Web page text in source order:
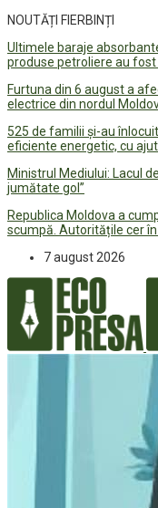
NOUTĂȚI FIERBINȚI
Ultimele baraje
produse petroliere au
Furtuna din 6 august a
electrice din nordul
525 de familii și-au
eficiente energetic, cu
Ministrul Mediului: Lacul
jumătate gol”
Republica Moldova a
scumpă. Autoritățile cer
7 august 2026